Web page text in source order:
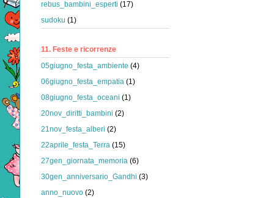
rebus_bambini_esperti (17)
sudoku (1)
11. Feste e ricorrenze
05giugno_festa_ambiente (4)
06giugno_festa_empatia (1)
08giugno_festa_oceani (1)
20nov_diritti_bambini (2)
21nov_festa_alberi (2)
22aprile_festa_Terra (15)
27gen_giornata_memoria (6)
30gen_anniversario_Gandhi (3)
anno_nuovo (2)